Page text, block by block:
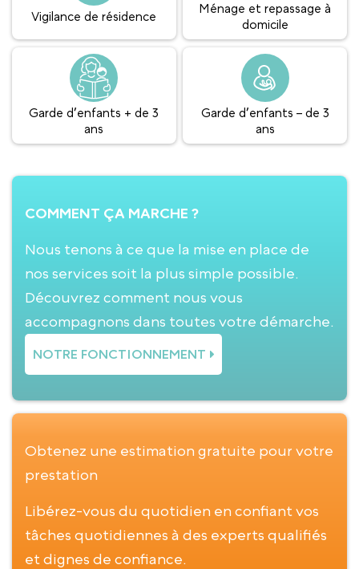
Vigilance de résidence
Ménage et repassage à
domicile
Garde d’enfants + de 3
ans
Garde d’enfants – de 3
ans
COMMENT ÇA MARCHE ?
Nous tenons à ce que la mise en place de
nos services soit la plus simple possible.
Découvrez comment nous vous
accompagnons dans toutes votre démarche.
NOTRE FONCTIONNEMENT
Obtenez une estimation gratuite pour votre
prestation
Libérez-vous du quotidien en confiant vos
tâches quotidiennes à des experts qualifiés
et dignes de confiance.